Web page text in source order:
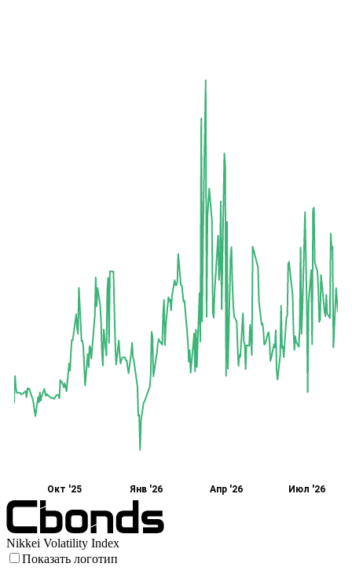
Окт '25 Янв '26 Апр '26 Июл '26
Nikkei Volatility Index
Показать логотип